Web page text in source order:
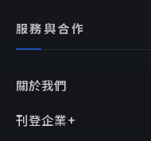
服務與合作
關於我們
刊登企業+